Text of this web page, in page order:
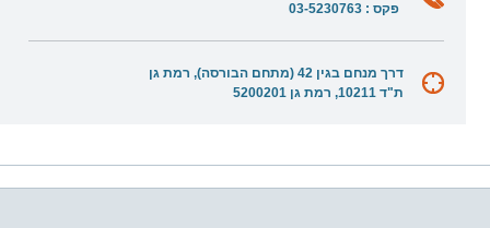
פקס : 03-5230763
דרך מנחם בגין 42 (מתחם הבורסה), רמת גן
ת"ד 10211, רמת גן 5200201